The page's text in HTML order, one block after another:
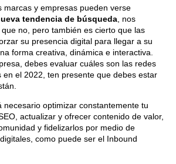
marcas y empresas pueden verse
tendencia de búsqueda , nos
no, pero también es cierto que las
su presencia digital para llegar a su
forma creativa, dinámica e interactiva.
debes evaluar cuáles son las redes
en el 2022, ten presente que debes estar
necesario optimizar constantemente tu
actualizar y ofrecer contenido de valor,
y fidelizarlos por medio de
como puede ser el Inbound